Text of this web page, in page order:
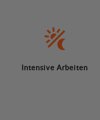
Intensive Arbeiten